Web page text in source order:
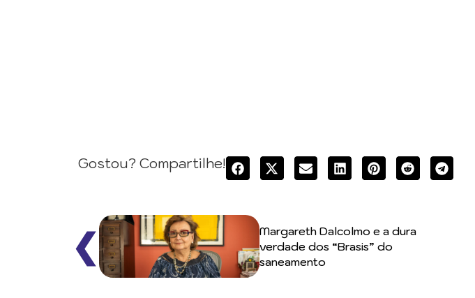
Gostou? Compartilhe!
❮
Margareth Dalcolmo e a dura
verdade dos “Brasis” do
saneamento